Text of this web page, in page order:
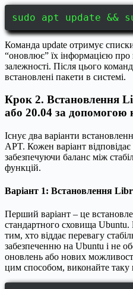
sudo apt update &&
Команда update отримує списки
“оновлює” їх інформацією про
залежності. Після цього
встановлені пакети в системі.
Крок 2. Встановлення
або 20.04 за
Існує два варіанти
APT. Кожен варіант
забезпечуючи баланс між
функцій.
Варіант 1: Встановлення
Перший варіант – це
стандартного сховища Ubuntu.
тим, хто віддає перевагу
забезпеченню на Ubuntu і не
оновлень або нових
цим способом, виконайте таку